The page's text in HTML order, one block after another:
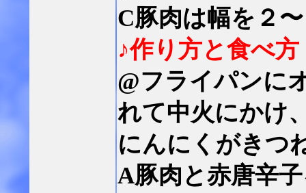
C豚肉は幅を２
♪作り方と食べ方
@フライパンに
れて中火にかけ
にんにくがきつ
A豚肉と赤唐辛